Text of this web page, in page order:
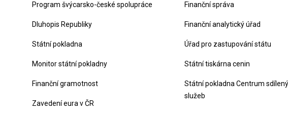
Program švýcarsko-české spolupráce
Dluhopis Republiky
Státní pokladna
Monitor státní pokladny
Finanční gramotnost
Zavedení eura v ČR
Finanční správa
Finanční analytický úřad
Úřad pro zastupování státu
Státní tiskárna cenin
Státní pokladna Centrum
služeb